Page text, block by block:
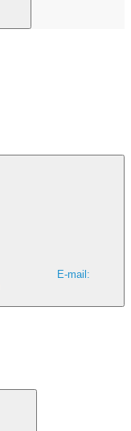
E-mail: